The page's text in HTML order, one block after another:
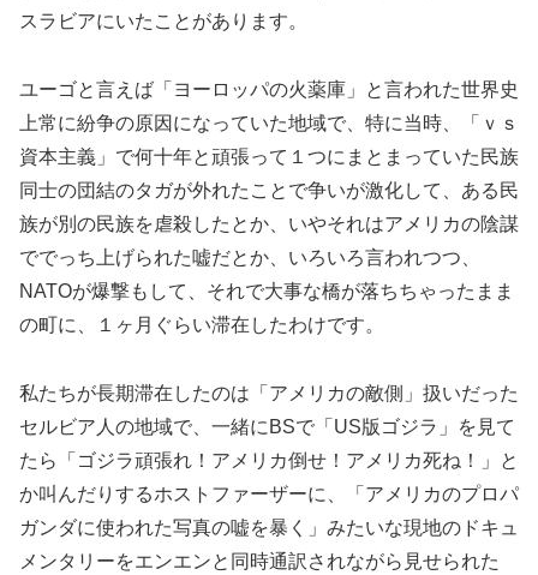
スラビアにいたことがあります。
ユーゴと言えば「ヨーロッパの火薬庫」と言われた世界史
上常に紛争の原因になっていた地域で、特に当時、「ｖｓ
資本主義」で何十年と頑張って１つにまとまっていた民族
同士の団結のタガが外れたことで争いが激化して、ある民
族が別の民族を虐殺したとか、いやそれはアメリカの陰謀
ででっち上げられた嘘だとか、いろいろ言われつつ、
NATOが爆撃もして、それで大事な橋が落ちちゃったまま
の町に、１ヶ月ぐらい滞在したわけです。
私たちが長期滞在したのは「アメリカの敵側」扱いだった
セルビア人の地域で、一緒にBSで「US版ゴジラ」を見て
たら「ゴジラ頑張れ！アメリカ倒せ！アメリカ死ね！」と
か叫んだりするホストファーザーに、「アメリカのプロパ
ガンダに使われた写真の嘘を暴く」みたいな現地のドキュ
メンタリーをエンエンと同時通訳されながら見せられた